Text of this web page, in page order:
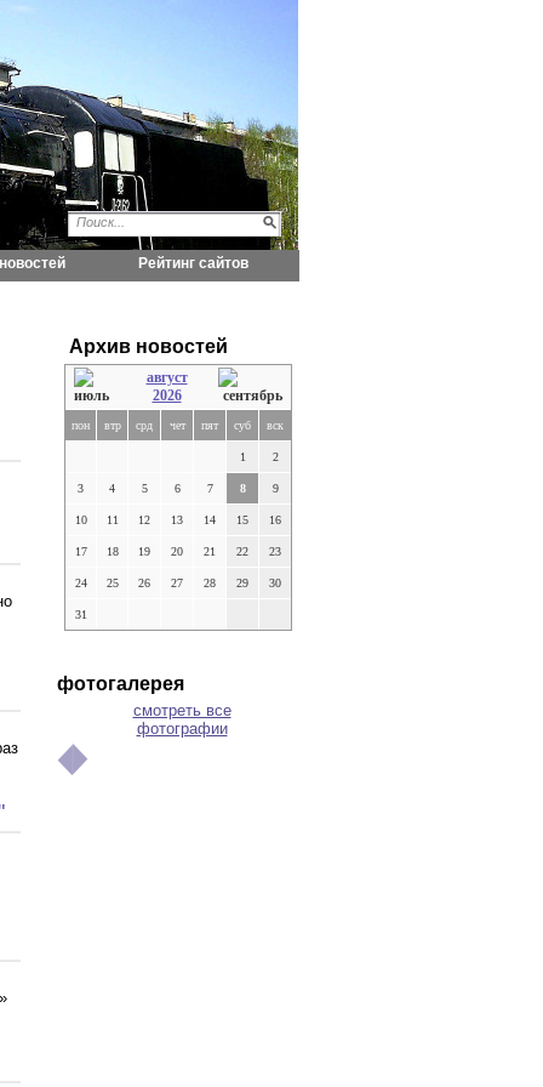
Рейтинг сайтов
Архив новостей
август
2026
пон втр срд чет пят суб вск
1 2
3 4 5 6 7 8 9
10 11 12 13 14 15 16
17 18 19 20 21 22 23
24 25 26 27 28 29 30
31
фотогалерея
смотреть все
фотографии